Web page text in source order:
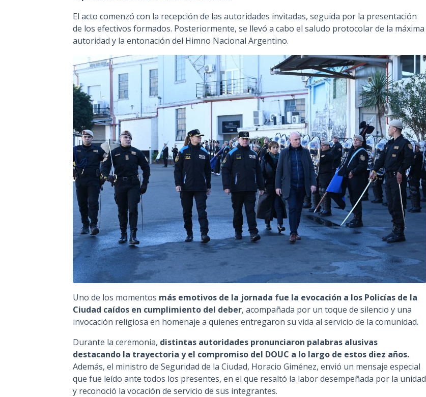
El acto comenzó con la recepción de las autoridades invitadas, seguida por la presentación
de los efectivos formados. Posteriormente, se llevó a cabo el saludo protocolar de la máxima
autoridad y la entonación del Himno Nacional Argentino.
Uno de los momentos más emotivos de la jornada fue la evocación a los Policías de la
Ciudad caídos en cumplimiento del deber, acompañada por un toque de silencio y una
invocación religiosa en homenaje a quienes entregaron su vida al servicio de la comunidad.
Durante la ceremonia, distintas autoridades pronunciaron palabras alusivas
destacando la trayectoria y el compromiso del DOUC a lo largo de estos diez años.
Además, el ministro de Seguridad de la Ciudad, Horacio Giménez, envió un mensaje especial
que fue leído ante todos los presentes, en el que resaltó la labor desempeñada por la unidad
y reconoció la vocación de servicio de sus integrantes.